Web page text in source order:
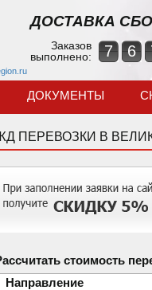
ДОСТАВКА
Заказов
выполнено:
7 6
ДОКУМЕНТЫ
ПЕРЕВОЗКИ В
стоимость
Направление